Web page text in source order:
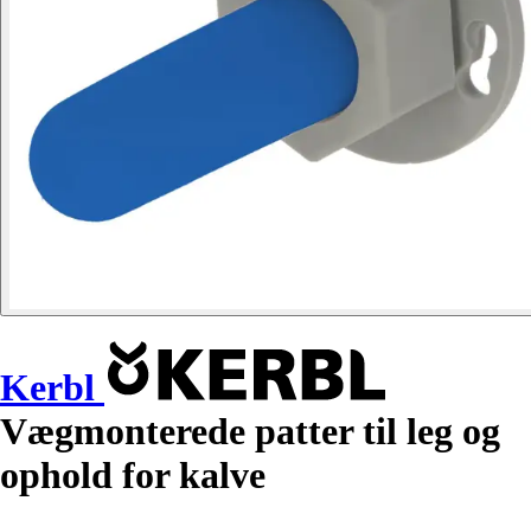
Kerbl
Vægmonterede patter til leg og
ophold for kalve